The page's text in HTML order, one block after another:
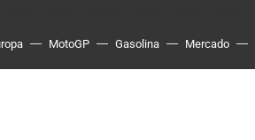
MotoGP Gasolina Mercado